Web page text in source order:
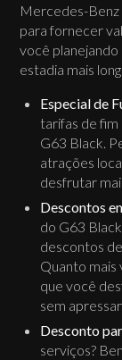
Mercedes-Benz
para fornecer
você planejando
estadia mais
Especial de
tarifas de
G63 Black.
atrações
desfrutar
Descontos
do G63
descontos
Quanto mais
que você
sem
Desconto
serviços?